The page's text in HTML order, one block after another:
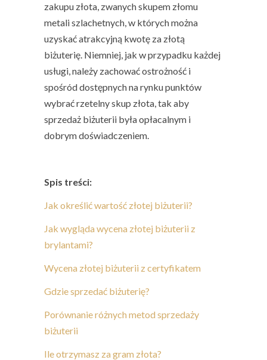
zakupu złota, zwanych skupem złomu
metali szlachetnych, w których można
uzyskać atrakcyjną kwotę za złotą
biżuterię. Niemniej, jak w przypadku każdej
usługi, należy zachować ostrożność i
spośród dostępnych na rynku punktów
wybrać rzetelny skup złota, tak aby
sprzedaż biżuterii była opłacalnym i
dobrym doświadczeniem.
Spis treści:
Jak określić wartość złotej biżuterii?
Jak wygląda wycena złotej biżuterii z
brylantami?
Wycena złotej biżuterii z certyfikatem
Gdzie sprzedać biżuterię?
Porównanie różnych metod sprzedaży
biżuterii
Ile otrzymasz za gram złota?